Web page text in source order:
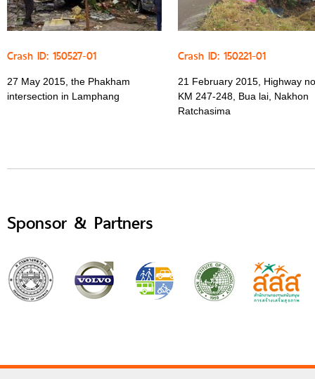
Crash ID: 150527-01
27 May 2015, the Phakham
intersection in Lamphang
Crash ID: 150221-01
21 February 2015, Highway
KM 247-248, Bua lai, Nakhon
Ratchasima
Sponsor & Partners